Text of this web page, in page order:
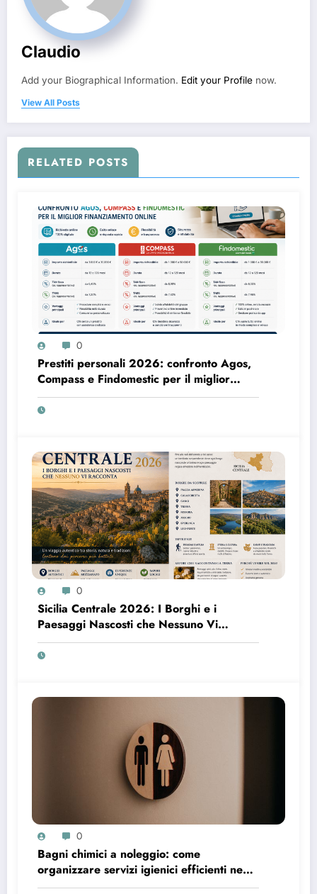
Claudio
Add your Biographical Information. Edit your Profile now.
View All Posts
RELATED POSTS
0
Prestiti personali 2026: confronto Agos,
Compass e Findomestic per il miglior
finanziamento online
0
Sicilia Centrale 2026: I Borghi e i
Paesaggi Nascosti che Nessuno Vi
Racconta
0
Bagni chimici a noleggio: come
organizzare servizi igienici efficienti negli
spazi temporanei